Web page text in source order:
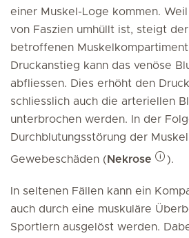
einer Muskel-Loge kommen.
von Faszien umhüllt ist, steigt
betroffenen
Druckanstieg kann das venöse
abfliessen. Dies erhöht den
schliesslich auch die arteriellen
unterbrochen werden. In der
Durchblutungsstörung der
Gewebeschäden ( Nekrose ).
In seltenen Fällen kann ein
auch durch eine muskuläre
Sportlern ausgelöst werden.